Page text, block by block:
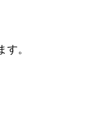
。